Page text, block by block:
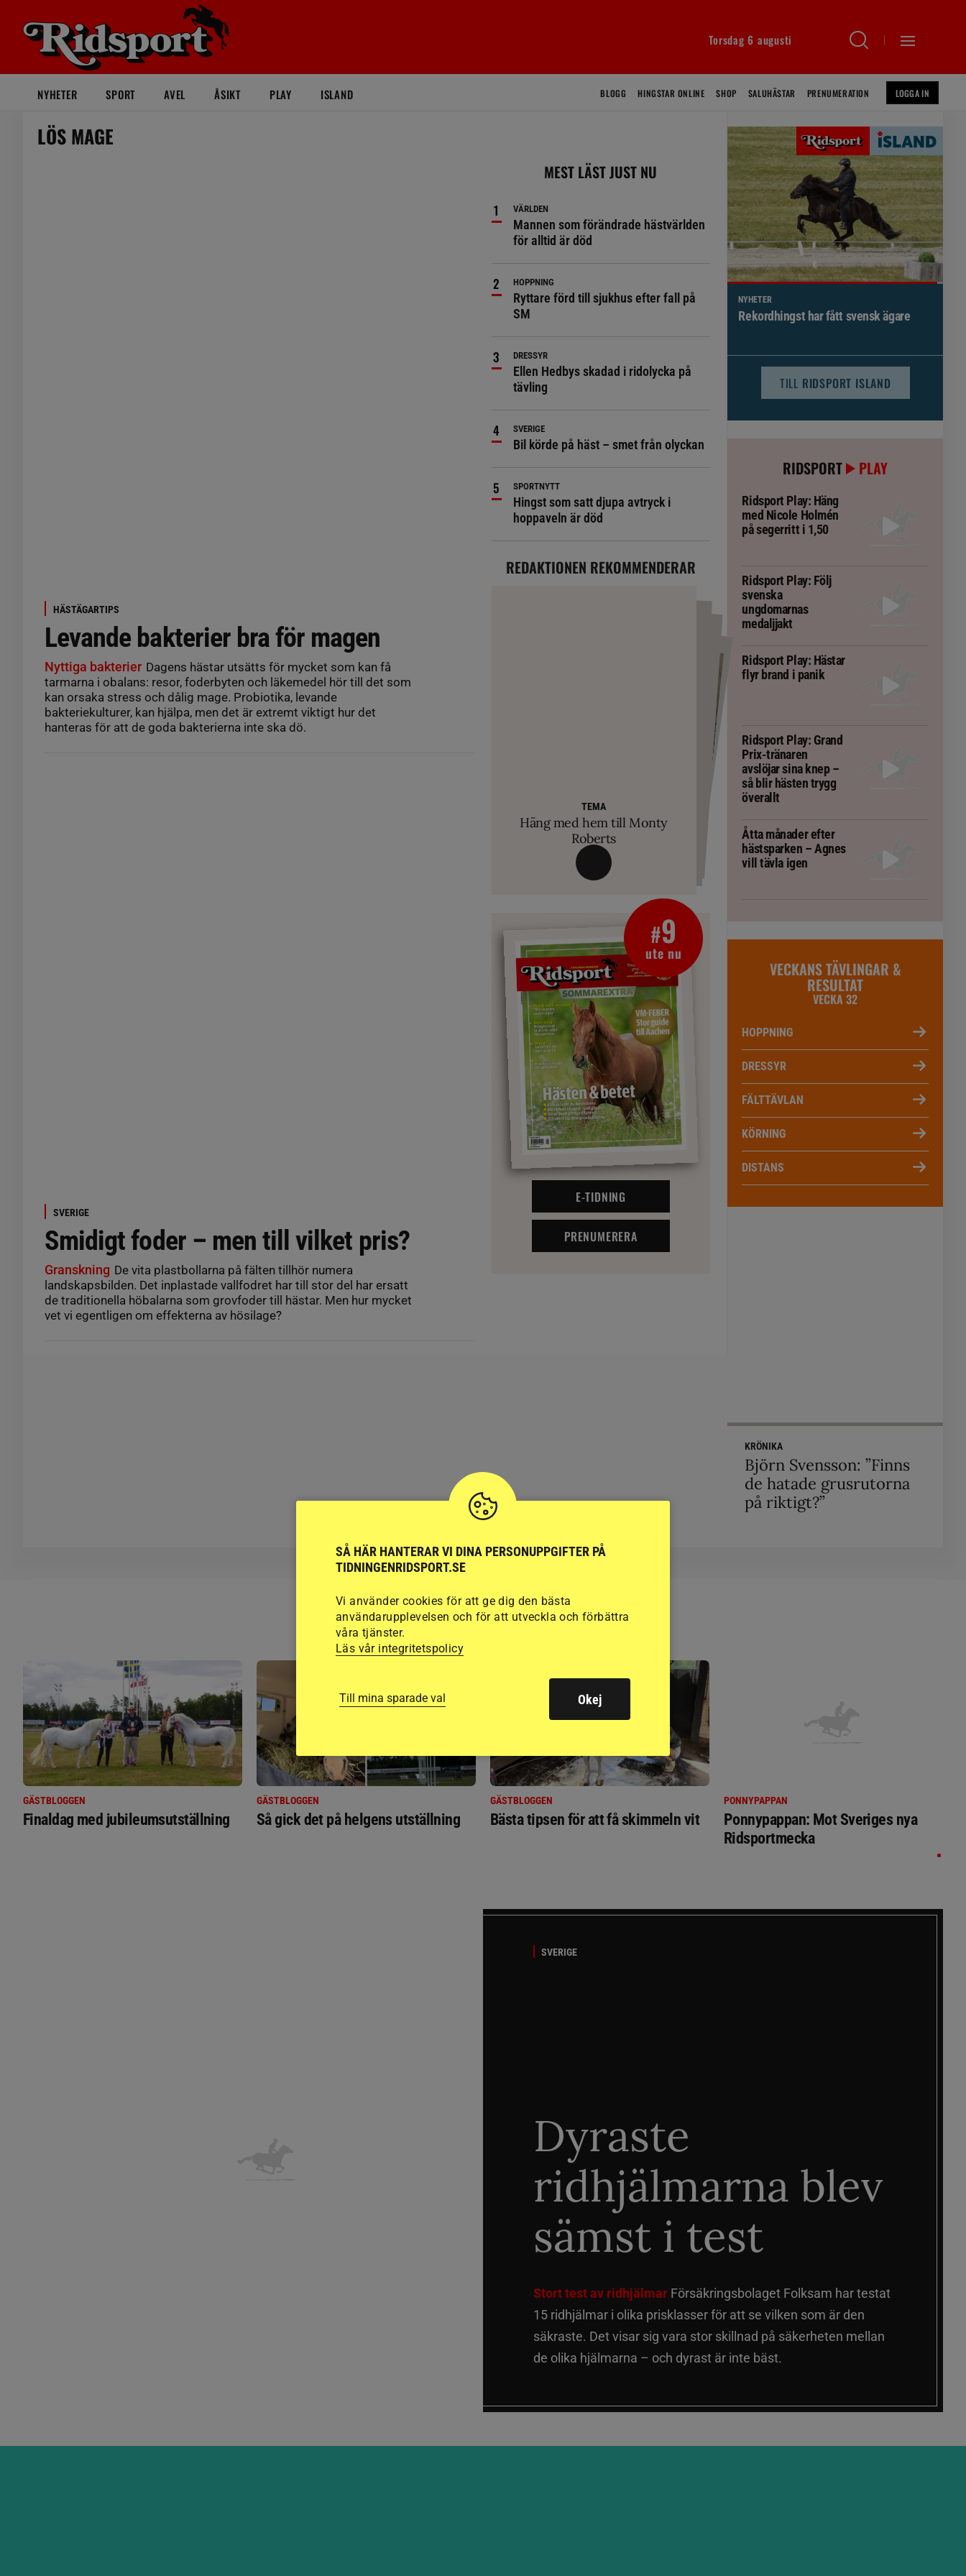
Torsdag 6 augusti
NYHETER SPORT AVEL ÅSIKT PLAY ISLAND BLOGG HINGSTAR ONLINE SHOP SALUHÄSTAR PRENUMERATION LOGGA IN
LÖS MAGE
HÄSTÄGARTIPS
Levande bakterier bra för magen
Nyttiga bakterier Dagens hästar utsätts för mycket som kan få
tarmarna i obalans: resor, foderbyten och läkemedel hör till det som
kan orsaka stress och dålig mage. Probiotika, levande
bakteriekulturer, kan hjälpa, men det är extremt viktigt hur det
hanteras för att de goda bakterierna inte ska dö.
SVERIGE
Smidigt foder – men till vilket pris?
Granskning De vita plastbollarna på fälten tillhör numera
landskapsbilden. Det inplastade vallfodret har till stor del har ersatt
de traditionella höbalarna som grovfoder till hästar. Men hur mycket
vet vi egentligen om effekterna av hösilage?
MEST LÄST JUST NU
VÄRLDEN
Mannen som förändrade hästvärlden
för alltid är död
HOPPNING
Ryttare förd till sjukhus efter fall på
SM
DRESSYR
Ellen Hedbys skadad i ridolycka på
tävling
SVERIGE
Bil körde på häst – smet från olyckan
SPORTNYTT
Hingst som satt djupa avtryck i
hoppaveln är död
REDAKTIONEN REKOMMENDERAR
TEMA
Häng med hem till Monty
Roberts
TEMA
VM-febern stiger – här är allt
inför Aachen
Allt du behöver veta om fång
Ridsport Play: Grand Prix-tränaren
avslöjar sina knep – så blir hästen trygg överallt
#9
ute nu
E-TIDNING
PRENUMERERA
NYHETER
Brett politiskt stöd för förändringar i
TILL RIDSPORT ISLAND
RIDSPORT PLAY
Ridsport Play: Häng
med Nicole Holmén
på segerritt i 1,50
Ridsport Play: Följ
svenska
ungdomarnas
medaljjakt
Ridsport Play: Hästar
flyr brand i panik
Ridsport Play: Grand
Prix-tränaren
avslöjar sina knep –
så blir hästen trygg
överallt
Åtta månader efter
hästsparken – Agnes
vill tävla igen
VECKANS TÄVLINGAR &
RESULTAT
VECKA 32
HOPPNING
DRESSYR
FÄLTTÄVLAN
KÖRNING
DISTANS
KRÖNIKA
Björn Svensson: ”Finns
de hatade grusrutorna
på riktigt?”
BLOGGAR
GÄSTBLOGGEN
Finaldag med jubileumsutställning
GÄSTBLOGGEN
Så gick det på helgens utställning
GÄSTBLOGGEN
Bästa tipsen för att få skimmeln vit
PONNYPAPPAN
Ponnypappan: Mot Sveriges nya
Ridsportmecka
SVERIGE
Dyraste
ridhjälmarna blev
sämst i test
Stort test av ridhjälmar Försäkringsbolaget Folksam har testat
15 ridhjälmar i olika prisklasser för att se vilken som är den
säkraste. Det visar sig vara stor skillnad på säkerheten mellan
de olika hjälmarna – och dyrast är inte bäst.
SÅ HÄR HANTERAR VI DINA PERSONUPPGIFTER PÅ
TIDNINGENRIDSPORT.SE
Vi använder cookies för att ge dig den bästa
användarupplevelsen och för att utveckla och förbättra
våra tjänster.
Läs vår integritetspolicy
Till mina sparade val Okej